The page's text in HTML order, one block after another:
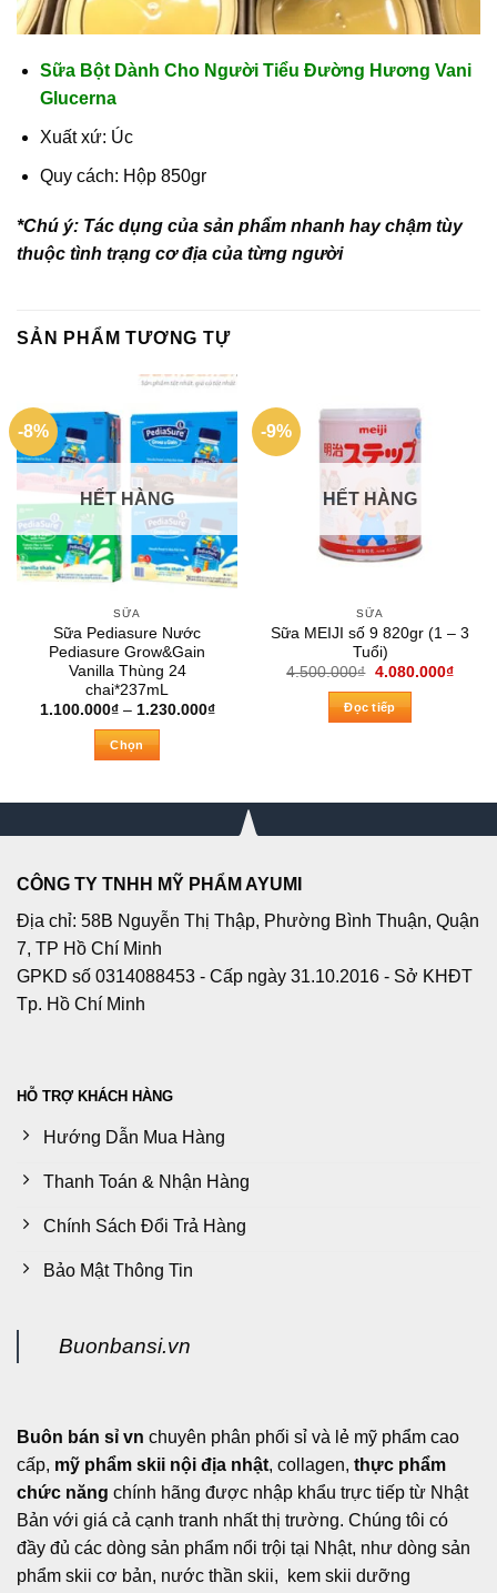
Sữa Bột Dành Cho Người Tiểu Đường Hương Vani
Glucerna
Xuất xứ: Úc
Quy cách: Hộp 850gr
*Chú ý: Tác dụng của sản phẩm nhanh hay chậm tùy
thuộc tình trạng cơ địa của từng người
SẢN PHẨM TƯƠNG TỰ
-8%
HẾT HÀNG
SỮA
Sữa Pediasure Nước
Pediasure Grow&Gain
Vanilla Thùng 24
chai*237mL
1.100.000₫ – 1.230.000₫Khoảng
Chọn
có
biến
thể.
Các
tùy
chọn
có
trên
sản
-9%
HẾT HÀNG
SỮA
Sữa MEIJI số 9 820gr (1 – 3
Tuổi)
4.500.000₫ Giá
là:
4.500.000₫.
4.080.000₫Giá
Đọc tiếp
CÔNG TY TNHH MỸ PHẨM AYUMI
Địa chỉ: 58B Nguyễn Thị Thập, Phường Bình Thuận, Quận
7, TP Hồ Chí Minh
GPKD số 0314088453 - Cấp ngày 31.10.2016 - Sở KHĐT
Tp. Hồ Chí Minh
HỖ TRỢ KHÁCH HÀNG
Hướng Dẫn Mua Hàng
Thanh Toán & Nhận Hàng
Chính Sách Đổi Trả Hàng
Bảo Mật Thông Tin
Buonbansi.vn
Buôn bán sỉ vn chuyên phân phối sỉ và lẻ mỹ phẩm cao
cấp, mỹ phẩm skii nội địa nhật, collagen, thực phẩm
chức năng chính hãng được nhập khẩu trực tiếp từ Nhật
Bản với giá cả cạnh tranh nhất thị trường. Chúng tôi có
đầy đủ các dòng sản phẩm nổi trội tại Nhật, như dòng sản
phẩm skii cơ bản, nước thần skii, kem skii dưỡng